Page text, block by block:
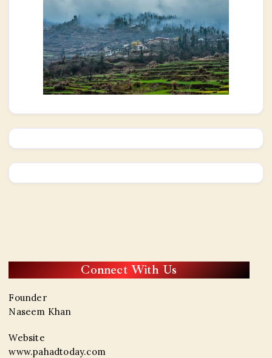
Connect With Us
Founder
Naseem Khan
Website
www.pahadtoday.com